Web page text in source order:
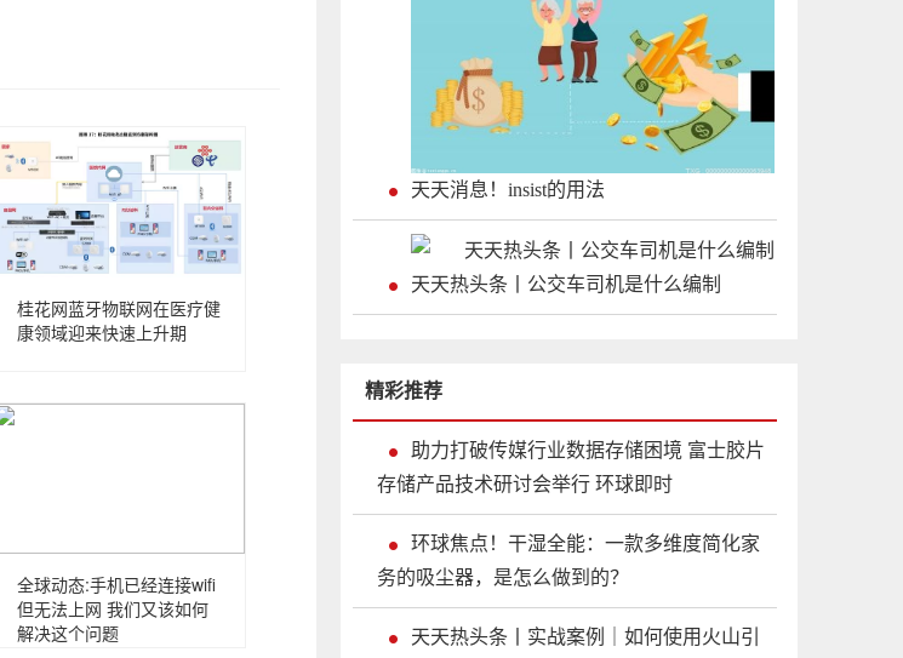
桂花网蓝牙物联网在医疗健
康领域迎来快速上升期
全球动态:手机已经连接wifi
但无法上网 我们又该如何
解决这个问题
天天消息！insist的用法
天天热头条丨公交车司机是什么编制
精彩推荐
助力打破传媒行业数据存储困境 富士胶片
存储产品技术研讨会举行 环球即时
环球焦点！干湿全能：一款多维度简化家
务的吸尘器，是怎么做到的？
天天热头条丨实战案例｜如何使用火山引